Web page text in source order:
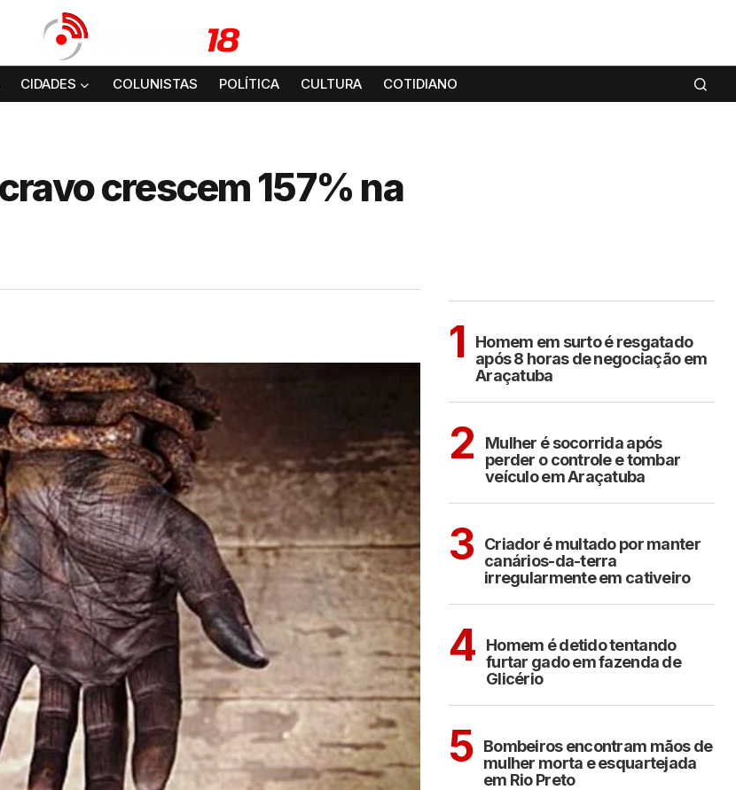
CIDADES COLUNISTAS POLÍTICA CULTURA COTIDIANO
crescem 157% na
1
Homem em surto é resgatado
após 8 horas de negociação em
Araçatuba
2
Mulher é socorrida após
perder o controle e tombar
veículo em Araçatuba
3 Criador é multado por manter
canários-da-terra
irregularmente em cativeiro
4
Homem é detido tentando
furtar gado em fazenda de
Glicério
5 Bombeiros encontram mãos de
mulher morta e esquartejada
em Rio Preto